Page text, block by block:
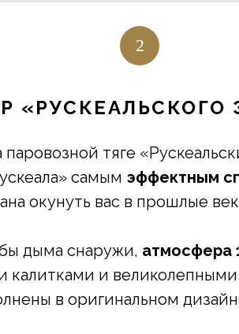
2
«РУСКЕАЛЬСКОГО
тяге
самым эффектным
окунуть вас в прошлые
дыма снаружи, атмосфера
калитками и
в оригинальном